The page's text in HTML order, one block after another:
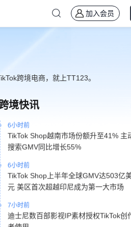
加入会员
跨境电商，就上TT123。
境快讯
3小时前
回购计划
TikTok Shop越南市场份额升至41% 主动
搜索GMV同比增长55%
TikTok Shop上半年全球GMV达503亿美
元 美区首次超越印尼成为第一大市场
迪士尼数百部影视IP素材授权TikTok创作
者使用